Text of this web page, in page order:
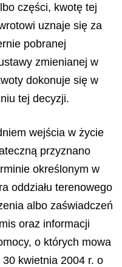
części, kwotę tej
uznaje się za
pobranej
zmienianej w
dokonuje się w
tej decyzji.
wejścia w życie
przyznano
określonym w
oddziału terenowego
albo zaświadczeń
oraz informacji
o których mowa
kwietnia 2004 r. o